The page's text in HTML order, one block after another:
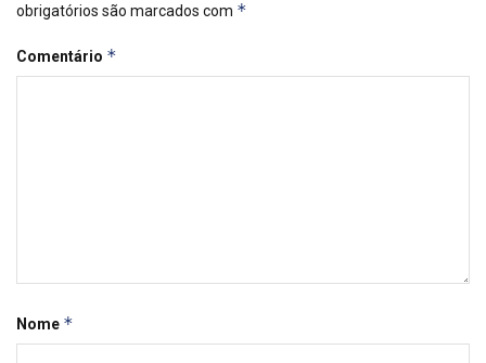
obrigatórios são marcados com *
Comentário *
Nome *